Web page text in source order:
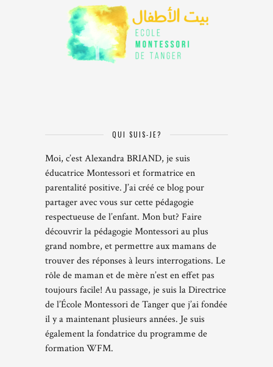
QUI SUIS-JE?
Moi, c’est Alexandra BRIAND, je suis
éducatrice Montessori et formatrice en
parentalité positive. J’ai créé ce blog pour
partager avec vous sur cette pédagogie
respectueuse de l’enfant. Mon but? Faire
découvrir la pédagogie Montessori au plus
grand nombre, et permettre aux mamans de
trouver des réponses à leurs interrogations. Le
rôle de maman et de mère n’est en effet pas
toujours facile! Au passage, je suis la Directrice
de l’École Montessori de Tanger que j’ai fondée
il y a maintenant plusieurs années. Je suis
également la fondatrice du programme de
formation WFM.